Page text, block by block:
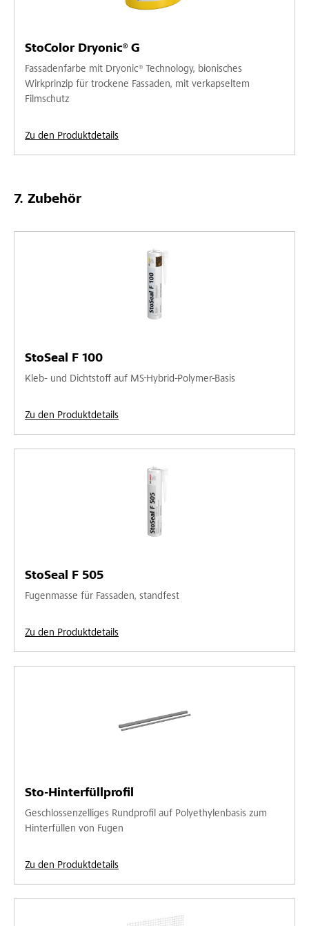
StoColor Dryonic® G
Fassadenfarbe mit Dryonic® Technology, bionisches
Wirkprinzip für trockene Fassaden, mit verkapseltem
Filmschutz
Zu den Produktdetails
Zubehör
StoSeal F 100
Kleb- und Dichtstoff auf MS-Hybrid-Polymer-Basis
Zu den Produktdetails
StoSeal F 505
Fugenmasse für Fassaden, standfest
Zu den Produktdetails
Sto-Hinterfüllprofil
Geschlossenzelliges Rundprofil auf Polyethylenbasis zum
Hinterfüllen von Fugen
Zu den Produktdetails